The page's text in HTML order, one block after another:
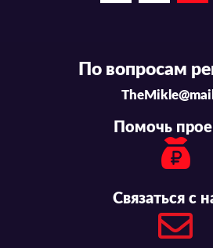
По вопросам
Помочь
Связаться с